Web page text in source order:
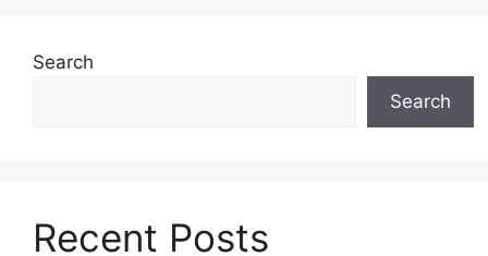
Search
Search
Recent Posts